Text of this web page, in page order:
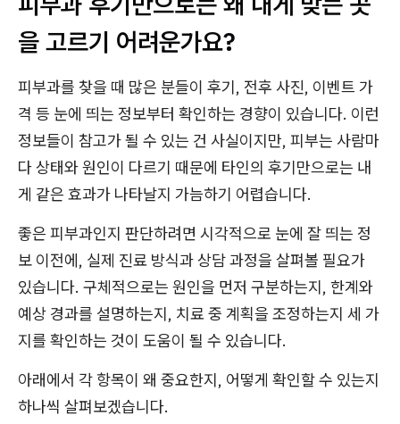
을 고르기 어려운가요?
피부과를 찾을 때 많은 분들이 후기, 전후 사진, 이벤트 가
격 등 눈에 띄는 정보부터 확인하는 경향이 있습니다. 이런
정보들이 참고가 될 수 있는 건 사실이지만, 피부는 사람마
다 상태와 원인이 다르기 때문에 타인의 후기만으로는 내
게 같은 효과가 나타날지 가늠하기 어렵습니다.
좋은 피부과인지 판단하려면 시각적으로 눈에 잘 띄는 정
보 이전에, 실제 진료 방식과 상담 과정을 살펴볼 필요가
있습니다. 구체적으로는 원인을 먼저 구분하는지, 한계와
예상 경과를 설명하는지, 치료 중 계획을 조정하는지 세 가
지를 확인하는 것이 도움이 될 수 있습니다.
아래에서 각 항목이 왜 중요한지, 어떻게 확인할 수 있는지
하나씩 살펴보겠습니다.